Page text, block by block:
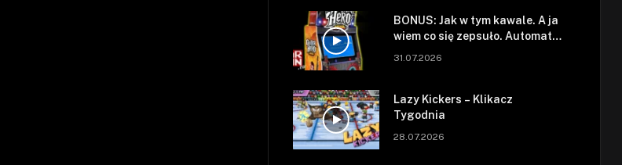
BONUS: Jak w tym kawale. A ja
wiem co się zepsuło. Automat
się zepsuł.
31.07.2026
Lazy Kickers – Klikacz
Tygodnia
28.07.2026